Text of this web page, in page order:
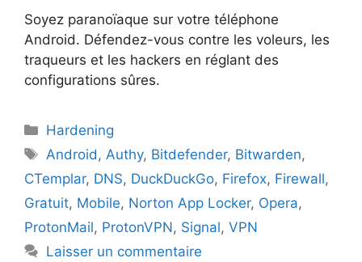
Soyez paranoïaque sur votre téléphone
Android. Défendez-vous contre les voleurs, les
traqueurs et les hackers en réglant des
configurations sûres.
Catégories
Hardening
Étiquettes
Android , Authy, Bitdefender, Bitwarden,
CTemplar, DNS, DuckDuckGo, Firefox, Firewall,
Gratuit, Mobile, Norton App Locker, Opera,
ProtonMail, ProtonVPN, Signal, VPN
Laisser un commentaire